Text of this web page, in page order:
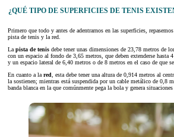
¿QUÉ TIPO DE SUPERFICIES DE TENIS
Primero que todo y antes de adentrarnos en las superficies,
pista de tenis y la red.
Lapista de tenis debe tener unas dimensiones de 23,78 metros de
con un espacio al fondo de 3,65 metros, que deben extenderse hasta
y un espacio lateral de 6,40 metros o de 8 metros en el caso de que
En cuanto a lared, esta debe tener una altura de 0,914 metros al
la sostienen; mientras está suspendida por un cable metálico de 0,8
banda blanca en la que comúnmente pega la bola y genera